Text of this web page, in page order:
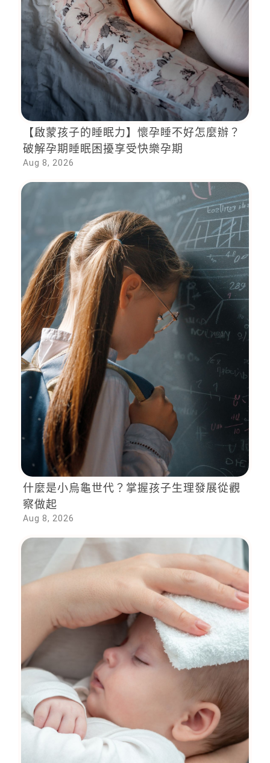
【啟蒙孩子的睡眠力】懷孕睡不好怎麼辦？
破解孕期睡眠困擾享受快樂孕期
Aug 8, 2026
什麼是小烏龜世代？掌握孩子生理發展從觀
察做起
Aug 8, 2026